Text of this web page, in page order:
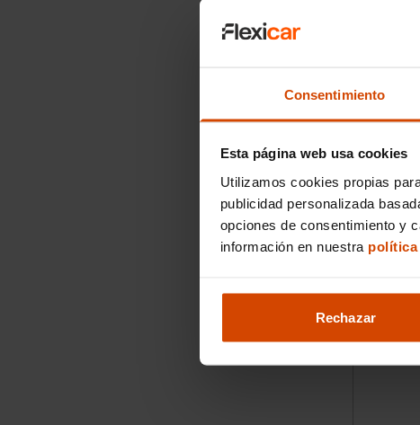
Consentimiento
Esta página web usa cookies
Utilizamos cookies propias
publicidad personalizada
opciones de consentimiento y
información en nuestra política
Rechazar
(110CV)
2021
I.V.A.